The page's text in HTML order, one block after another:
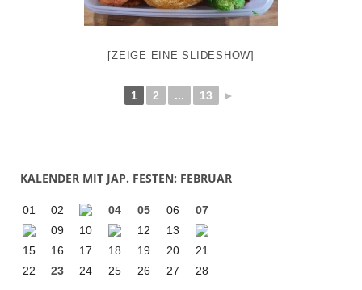
[ZEIGE EINE SLIDESHOW]
1 2 ... 13 ►
KALENDER MIT JAP. FESTEN: FEBRUAR
01 02 04 05 06
07
09
10 12
13
15
16 17 18 19 20
21
22
23 24 25 26 27 28